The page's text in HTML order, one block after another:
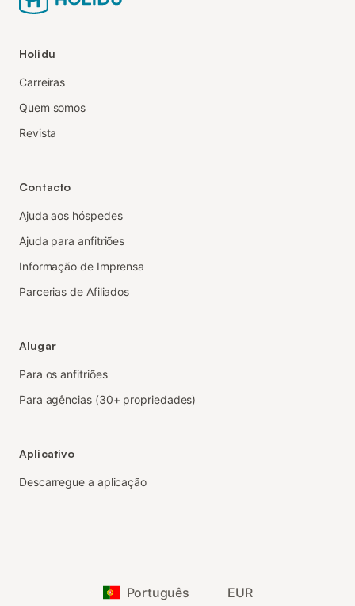
Holidu
Carreiras
Quem somos
Revista
Contacto
Ajuda aos hóspedes
Ajuda para anfitriões
Informação de Imprensa
Parcerias de Afiliados
Alugar
Para os anfitriões
Para agências (30+ propriedades)
Aplicativo
Descarregue a aplicação
Português EUR